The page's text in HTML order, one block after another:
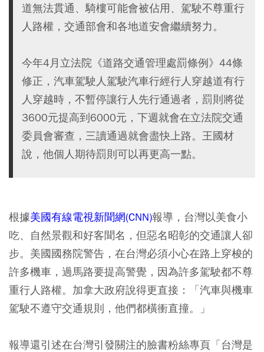
道無法貫通、騎樓可能會被佔用、駕駛不尊重行
人路權，交通部會和各地道安會繼續努力。
今年4月立法院《道路交通管理處罰條例》44條
修正，汽車駕駛人駕駛汽車行經行人穿越道有行
人穿越時，不暫停讓行人先行通過者，罰則將從
3600元提高到6000元，下週就會在立法院交通
委員會審查，三讀通過就會盡快上路。王國材
說，他個人期待罰則可以再更高一點。
根據美國有線電視新聞網(CNN)報導，台灣以美食小
吃、自然景觀和好客聞名，但惡名昭彰的交通讓人卻
步。美國國務院警告，在台灣必須小心在路上穿梭的
許多機車，過馬路要提高警覺，因為許多駕駛都不尊
重行人路權。加拿大政府說得更直接：「汽車與機車
駕駛不遵守交通規則，他們都橫衝直撞。」
報導還引述在台灣引發關注的臉書粉絲專頁「台灣是